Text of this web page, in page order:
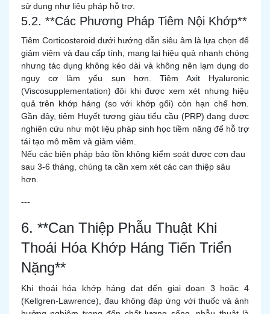
sử dụng như liệu pháp hỗ trợ.
5.2. **Các Phương Pháp Tiêm Nội Khớp**
Tiêm Corticosteroid dưới hướng dẫn siêu âm là lựa chọn để
giảm viêm và đau cấp tính, mang lại hiệu quả nhanh chóng
nhưng tác dụng không kéo dài và không nên lạm dụng do
nguy cơ làm yếu sụn hơn. Tiêm Axit Hyaluronic
(Viscosupplementation) đôi khi được xem xét nhưng hiệu
quả trên khớp háng (so với khớp gối) còn hạn chế hơn.
Gần đây, tiêm Huyết tương giàu tiểu cầu (PRP) đang được
nghiên cứu như một liệu pháp sinh học tiềm năng để hỗ trợ
tái tạo mô mềm và giảm viêm.
Nếu các biện pháp bảo tồn không kiểm soát được cơn đau
sau 3-6 tháng, chúng ta cần xem xét các can thiệp sâu
hơn.
---
6. **Can Thiệp Phẫu Thuật Khi
Thoái Hóa Khớp Háng Tiến Triển
Nặng**
Khi thoái hóa khớp háng đạt đến giai đoạn 3 hoặc 4
(Kellgren-Lawrence), đau không đáp ứng với thuốc và ảnh